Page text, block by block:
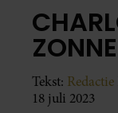
Tekst:
18 juli 2023